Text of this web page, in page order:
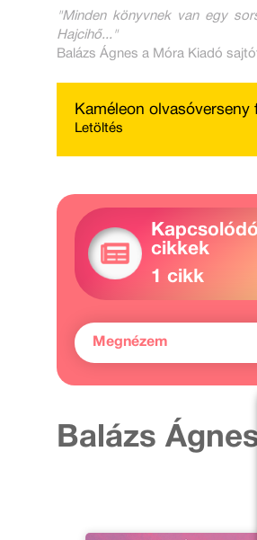
"Minden könyvnek van egy
Hajcihő..."
Balázs Ágnes a Móra Kiadó
Kaméleon olvasóverseny
Letöltés
Kapcsolódó
cikkek
1 cikk
Megnézem
Balázs